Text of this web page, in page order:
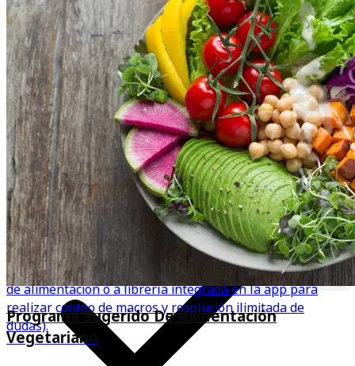
Opciones de frecuencia: Entrenamientos de 3, 4 o 5 días
por semana, ajustados a tu disponibilidad y objetivos.
Diseñados y avalados por una nutricionista profesional.
Acceso a una aplicación (disponible en iOS o Android) en
la que se centralizará toda la comunicación (revisión de
reportes semanales, corrección de técnica, acceso a plan
de alimentación o a librería integrada en la app para
realizar conteo de macros y resolución ilimitada de
dudas).
Programa Sugerido De Alimentación
Vegetariano